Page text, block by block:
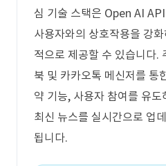
심 기술 스택은 Open AI
사용자와의 상호작용을 강
적으로 제공할 수 있습니다.
북 및 카카오톡 메신저를 통
약 기능, 사용자 참여를 유
최신 뉴스를 실시간으로 업
됩니다.